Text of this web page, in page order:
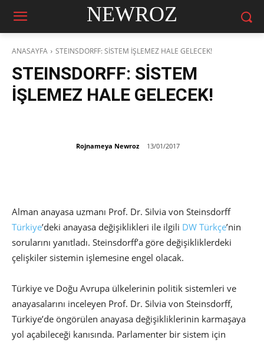
NEWROZ
ANASAYFA STEINSDORFF: SİSTEM İŞLEMEZ HALE GELECEK!
STEINSDORFF: SİSTEM
İŞLEMEZ HALE GELECEK!
Rojnameya Newroz 13/01/2017
Alman anayasa uzmanı Prof. Dr. Silvia von Steinsdorff
Türkiye’deki anayasa değişiklikleri ile ilgili DW Türkçe’nin
sorularını yanıtladı. Steinsdorff’a göre değişikliklerdeki
çelişkiler sistemin işlemesine engel olacak.
Türkiye ve Doğu Avrupa ülkelerinin politik sistemleri ve
anayasalarını inceleyen Prof. Dr. Silvia von Steinsdorff,
Türkiye’de öngörülen anayasa değişikliklerinin karmaşaya
yol açabileceği kanısında. Parlamenter bir sistem için